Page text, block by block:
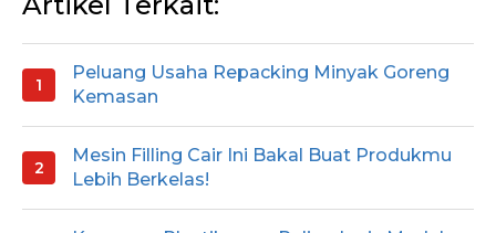
Peluang Usaha Repacking Minyak Goreng
Kemasan
Mesin Filling Cair Ini Bakal Buat Produkmu
Lebih Berkelas!